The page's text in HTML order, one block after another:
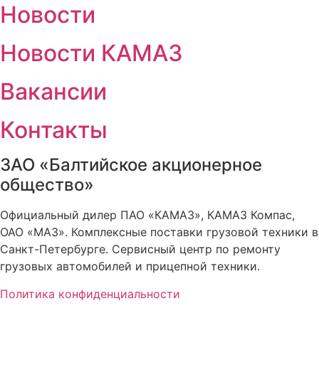
Новости
Новости КАМАЗ
Вакансии
Контакты
ЗАО «Балтийское акционерное
общество»
Официальный дилер ПАО «КАМАЗ», КАМАЗ Компас,
ОАО «МАЗ». Комплексные поставки грузовой техники в
Санкт-Петербурге. Сервисный центр по ремонту
грузовых автомобилей и прицепной техники.
Политика конфиденциальности